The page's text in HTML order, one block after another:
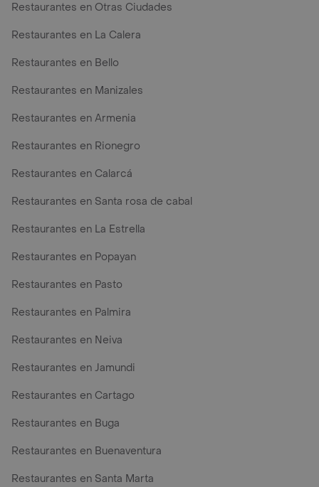
Restaurantes en Otras Ciudades
Restaurantes en La Calera
Restaurantes en Bello
Restaurantes en Manizales
Restaurantes en Armenia
Restaurantes en Rionegro
Restaurantes en Calarcá
Restaurantes en Santa rosa de cabal
Restaurantes en La Estrella
Restaurantes en Popayan
Restaurantes en Pasto
Restaurantes en Palmira
Restaurantes en Neiva
Restaurantes en Jamundi
Restaurantes en Cartago
Restaurantes en Buga
Restaurantes en Buenaventura
Restaurantes en Santa Marta